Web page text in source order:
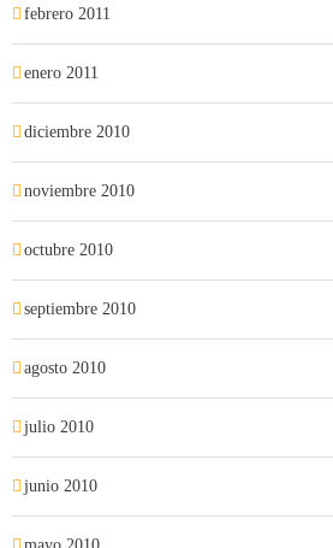
febrero 2011
enero 2011
diciembre 2010
noviembre 2010
octubre 2010
septiembre 2010
agosto 2010
julio 2010
junio 2010